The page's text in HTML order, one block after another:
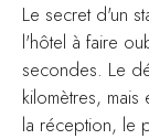
Le secret d'un
l'hôtel à faire
secondes. Le
kilomètres,
la réception, le